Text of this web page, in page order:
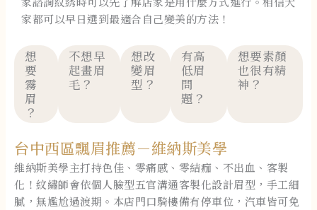
家都可以早日選到最適合自己變美的方法！
想
要
霧
眉
？
不想早
起畫眉
毛？
想改
變眉
型？
有高
低眉
問
題？
想要素顏
也很有精
神？
台中西區飄眉推薦－維納斯美學
維納斯美學主打持色佳、零痛感、零結痂、不出血、客製
化！紋繡師會依個人臉型五官溝通客製化設計眉型，手工細
膩，無尷尬過渡期。本店門口騎樓備有停車位，汽車皆可免